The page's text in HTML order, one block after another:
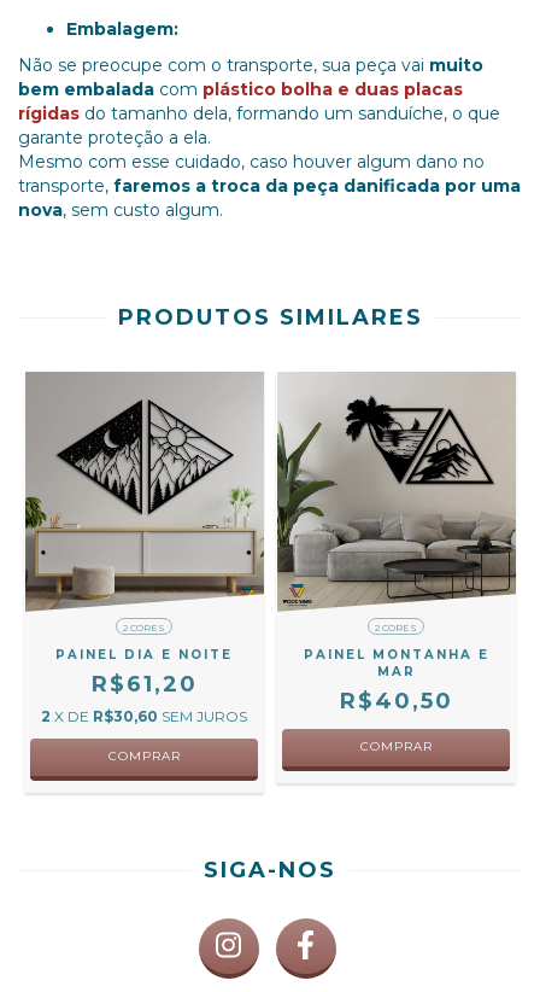
Embalagem:
Não se preocupe com o transporte, sua peça vai muito
bem embalada com plástico bolha e duas placas
rígidas do tamanho dela, formando um sanduíche, o que
garante proteção a ela.
Mesmo com esse cuidado, caso houver algum dano no
transporte, faremos a troca da peça danificada por uma
nova, sem custo algum.
PRODUTOS SIMILARES
2 CORES
PAINEL DIA E NOITE
R$61,20
2 X DE R$30,60 SEM JUROS
COMPRAR
2 CORES
PAINEL MONTANHA E
MAR
R$40,50
COMPRAR
SIGA-NOS